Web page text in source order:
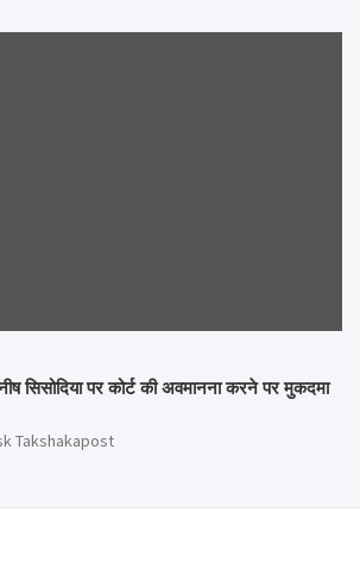
सिसोदिया पर कोर्ट की अवमानना करने पर मुकदमा
Takshakapost